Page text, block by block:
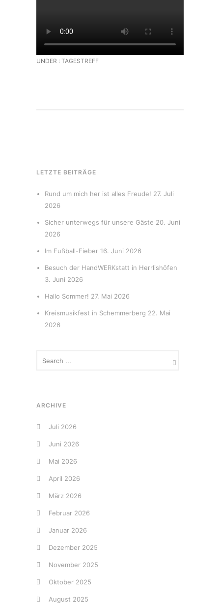
UNDER : TAGESTREFF
LETZTE BEITRÄGE
Rund um mich her ist alles Freude! 27. Juli
2026
Sicher unterwegs für unsere Gäste 20. Juni
2026
Im Fußball-Fieber 16. Juni 2026
Besuch der HandWERKstatt in Herrlishöfen
3. Juni 2026
Hallo Sommer! 27. Mai 2026
Kreismusikfest in Schemmerberg 22. Mai
2026
ARCHIVE
Juli 2026
Juni 2026
Mai 2026
April 2026
März 2026
Februar 2026
Januar 2026
Dezember 2025
November 2025
Oktober 2025
August 2025